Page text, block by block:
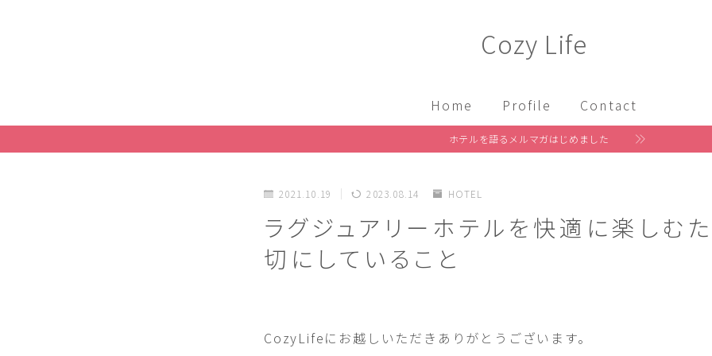
Cozy Life
Home Profile Contact
ホテルを語るメルマガはじめました
2021.10.19 2023.08.14 HOTEL
ラグジュアリーホテルを快適に楽しむ
切にしていること
CozyLifeにお越しいただきありがとうございます。